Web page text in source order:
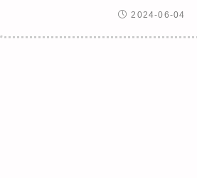
2024-06-04